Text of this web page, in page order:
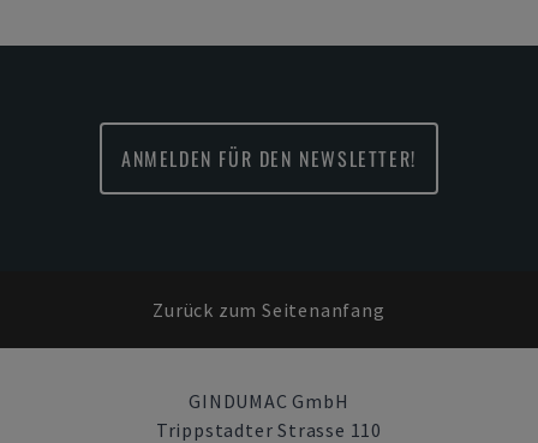
ANMELDEN FÜR DEN NEWSLETTER!
Zurück zum Seitenanfang
GINDUMAC GmbH
Trippstadter Strasse 110